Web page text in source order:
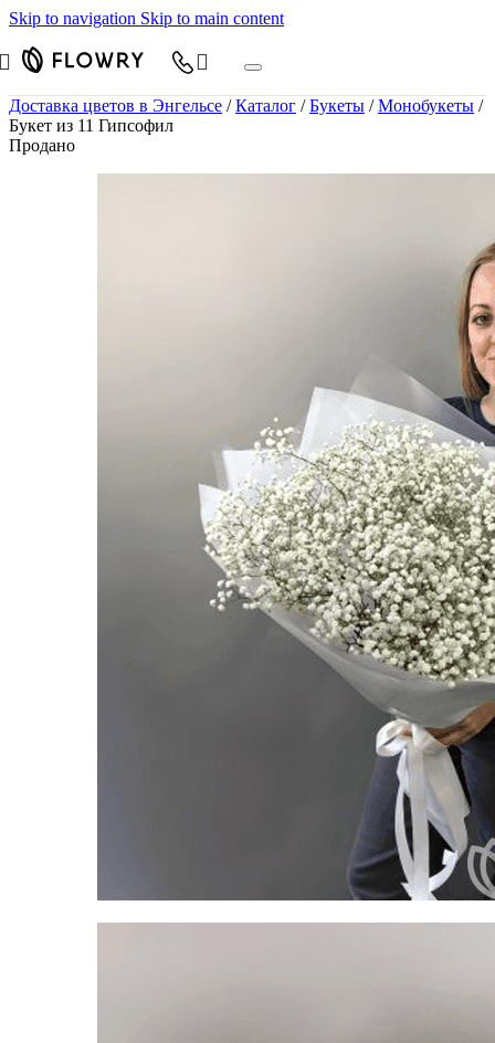
Skip to navigation Skip to main content
Доставка цветов в Энгельсе / Каталог / Букеты / Монобукеты /
Букет из 11 Гипсофил
Продано